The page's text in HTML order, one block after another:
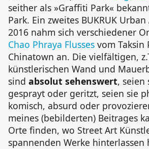
seither als »Graffiti Park«
Park. Ein zweites BUKRUK Urban
2016 nahm sich verschiedener
Chao Phraya Flusses vom Taksin
Chinatown an. Die vielfältigen,
künstlerischen Wand und
sind absolut sehenswert, seien
gesprayt oder geritzt, seien sie
komisch, absurd oder
meines (bebilderten) Beitrages
Orte finden, wo Street Art
spannenden Werke hinterlassen